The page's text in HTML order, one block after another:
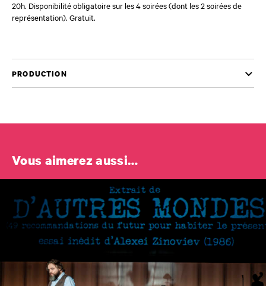
20h. Disponibilité obligatoire sur les 4 soirées (dont les 2 soirées de
représentation). Gratuit.
PRODUCTION
Vous aimerez aussi…